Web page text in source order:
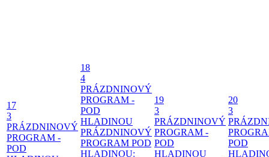
17
3
PRÁZDNINOVÝ
PROGRAM -
POD
18
4
PRÁZDNINOVÝ
PROGRAM -
POD
HLADINOU
PRÁZDNINOVÝ
PROGRAM POD
HLADINOU:
19
3
PRÁZDNINOVÝ
PROGRAM -
POD
HLADINOU
20
3
POD